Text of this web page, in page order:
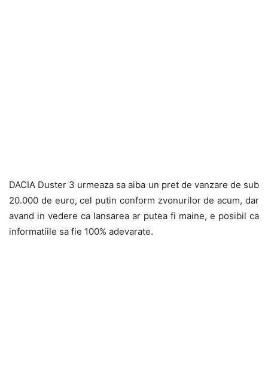
DACIA Duster 3 urmeaza sa aiba un pret de vanzare de sub
20.000 de euro, cel putin conform zvonurilor de acum, dar
avand in vedere ca lansarea ar putea fi maine, e posibil ca
informatiile sa fie 100% adevarate.